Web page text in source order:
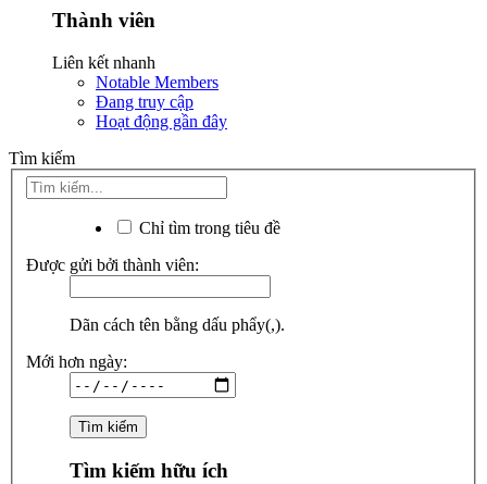
Thành viên
Liên kết nhanh
Notable Members
Đang truy cập
Hoạt động gần đây
Tìm kiếm
Chỉ tìm trong tiêu đề
Được gửi bởi thành viên:
Dãn cách tên bằng dấu phẩy(,).
Mới hơn ngày:
Tìm kiếm hữu ích